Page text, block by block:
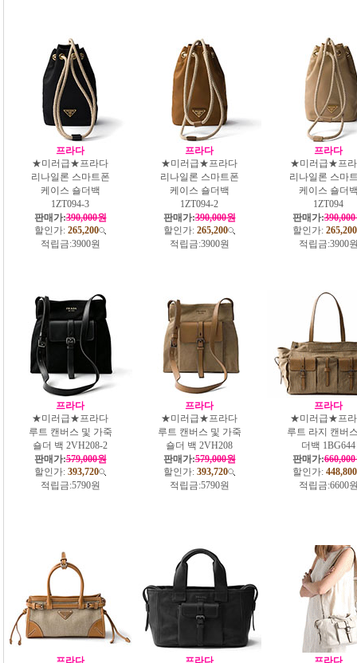
프라다
★미러급★프라다
리나일론 스마트폰
케이스 숄더백
1ZT094-3
판매가:390,000원
할인가: 265,200
적립금:3900원
프라다
★미러급★프라다
리나일론 스마트폰
케이스 숄더백
1ZT094-2
판매가:390,000원
할인가: 265,200
적립금:3900원
프라다
★미러급★프
리나일론 스마
케이스 숄더
1ZT094
판매가:
할인가: 265,200
적립금:3900
프라다
★미러급★프라다
루트 캔버스 및 가죽
숄더 백 2VH208-2
판매가:579,000원
할인가: 393,720
적립금:5790원
프라다
★미러급★프라다
루트 캔버스 및 가죽
숄더 백 2VH208
판매가:579,000원
할인가: 393,720
적립금:5790원
프라다
★미러급★프
루트 라지 캔버
더백 1BG644
판매가:
할인가: 448,800
적립금:6600
프라다 프라다 프라다